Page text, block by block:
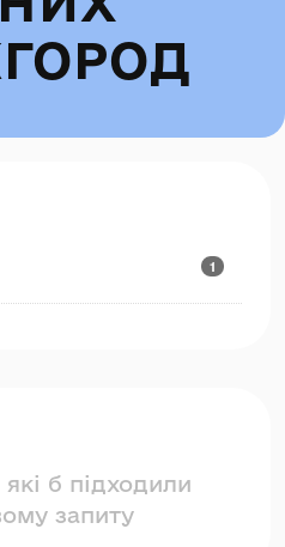
1
б підходили
запиту